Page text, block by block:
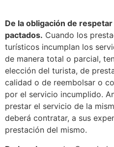
De la obligación de
pactados. Cuando los
turísticos incumplan los
de manera total o parcial,
elección del turista, de
calidad o de reembolsar o
por el servicio incumplido.
prestar el servicio de la
deberá contratar, a sus
prestación del mismo.